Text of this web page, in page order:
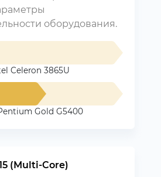
оборудования.
Celeron 3865U
Gold G5400
(Multi-Core)